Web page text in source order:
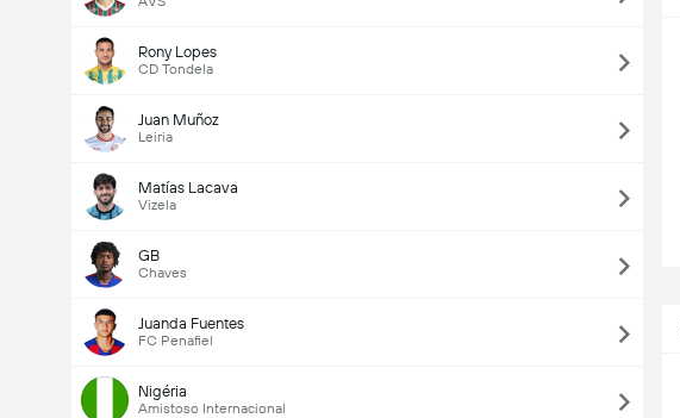
Rony Lopes
CD Tondela
Juan Muñoz
Leiria
Matías Lacava
Vizela
GB
Chaves
Juanda Fuentes
FC Penafiel
Nigéria
Amistoso Internacional